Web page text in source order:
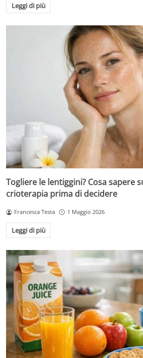
Leggi di più
Togliere le lentiggini? Cosa sapere
crioterapia prima di decidere
Francesca Testa 1 Maggio 2026
Leggi di più